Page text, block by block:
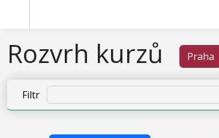
Rozvrh kurzů Praha
Filtr